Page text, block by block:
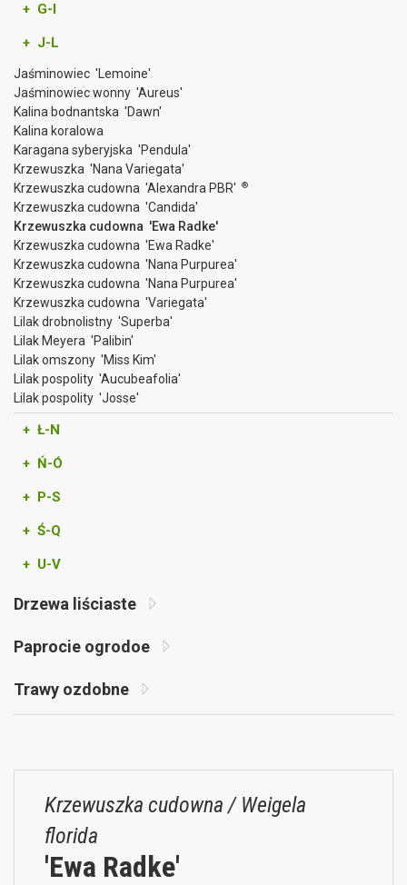
+ G-I
+ J-L
Jaśminowiec 'Lemoine'
Jaśminowiec wonny 'Aureus'
Kalina bodnantska 'Dawn'
Kalina koralowa
Karagana syberyjska 'Pendula'
Krzewuszka 'Nana Variegata'
Krzewuszka cudowna 'Alexandra PBR'
®
Krzewuszka cudowna 'Candida'
Krzewuszka cudowna 'Ewa Radke'
Krzewuszka cudowna 'Ewa Radke'
Krzewuszka cudowna 'Nana Purpurea'
Krzewuszka cudowna 'Nana Purpurea'
Krzewuszka cudowna 'Variegata'
Lilak drobnolistny 'Superba'
Lilak Meyera 'Palibin'
Lilak omszony 'Miss Kim'
Lilak pospolity 'Aucubeafolia'
Lilak pospolity 'Josse'
+ Ł-N
+ Ń-Ó
+ P-S
+ Ś-Q
+ U-V
Drzewa liściaste
Paprocie ogrodoe
Trawy ozdobne
Krzewuszka cudowna / Weigela
florida
'Ewa Radke'